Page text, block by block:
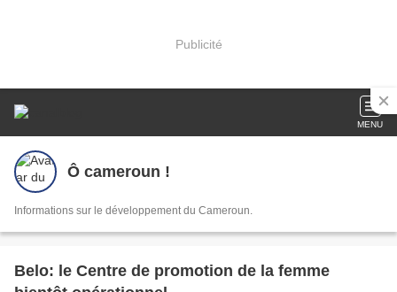
Publicité
MENU
Ô cameroun !
Informations sur le développement du Cameroun.
Belo: le Centre de promotion de la femme